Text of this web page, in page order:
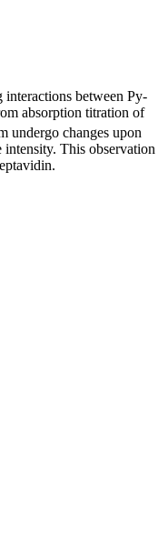
between Py-
absorption titration of
undergo changes upon
This observation